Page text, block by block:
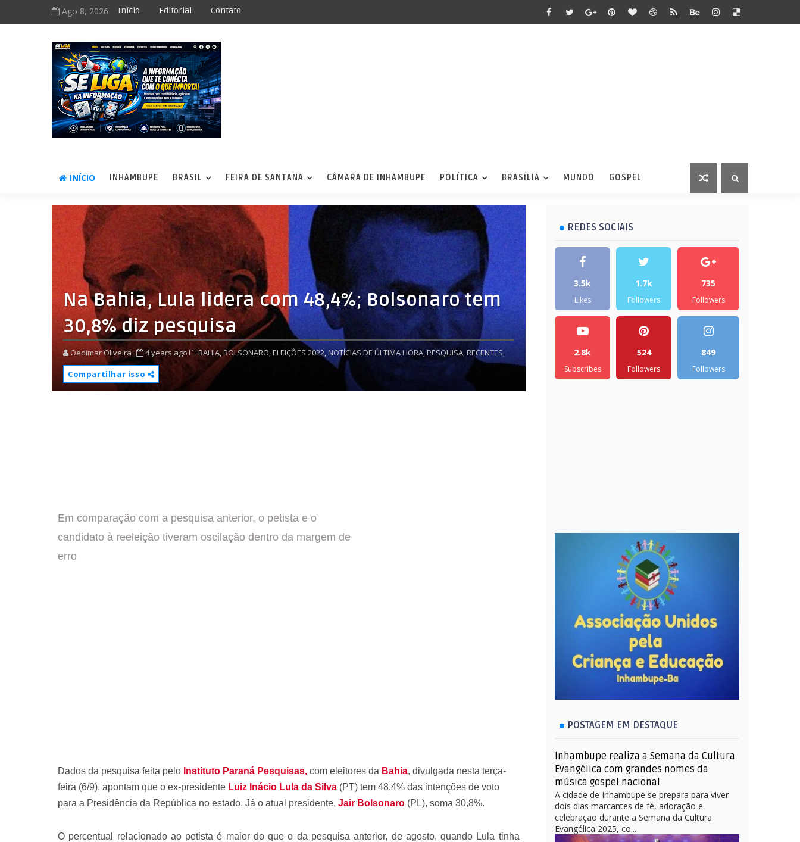
Ago 8, 2026 Início Editorial Contato
INÍCIO INHAMBUPE BRASIL FEIRA DE SANTANA CÂMARA DE INHAMBUPE POLÍTICA BRASÍLIA MUNDO GOSPEL
Na Bahia, Lula lidera com 48,4%; Bolsonaro tem
30,8% diz pesquisa
Oedimar Oliveira 4 years ago BAHIA,BOLSONARO,ELEIÇÕES 2022,NOTÍCIAS DE ÚLTIMA HORA,PESQUISA,RECENTES,
Compartilhar isso
Em comparação com a pesquisa anterior, o petista e o
candidato à reeleição tiveram oscilação dentro da margem de
erro
Dados da pesquisa feita pelo Instituto Paraná Pesquisas, com eleitores da Bahia, divulgada nesta terça-
feira (6/9), apontam que o ex-presidente Luiz Inácio Lula da Silva (PT) tem 48,4% das intenções de voto
para a Presidência da República no estado. Já o atual presidente, Jair Bolsonaro (PL), soma 30,8%.
O percentual relacionado ao petista é maior do que o da pesquisa anterior, de agosto, quando Lula tinha
REDES SOCIAIS
3.5k
Likes
1.7k
Followers
735
Followers
2.8k
Subscribes
524
Followers
849
Followers
POSTAGEM EM DESTAQUE
Inhambupe realiza a Semana da Cultura
Evangélica com grandes nomes da
música gospel nacional
A cidade de Inhambupe se prepara para viver
dois dias marcantes de fé, adoração e
celebração durante a Semana da Cultura
Evangélica 2025, co...